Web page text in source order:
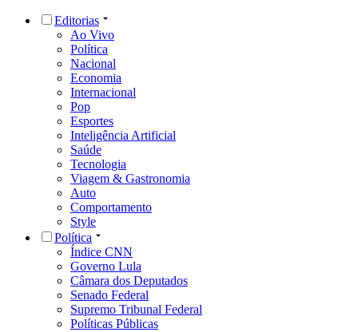
Editorias
Ao Vivo
Política
Nacional
Economia
Internacional
Pop
Esportes
Inteligência Artificial
Saúde
Tecnologia
Viagem & Gastronomia
Auto
Comportamento
Style
Política
Índice CNN
Governo Lula
Câmara dos Deputados
Senado Federal
Supremo Tribunal Federal
Políticas Públicas